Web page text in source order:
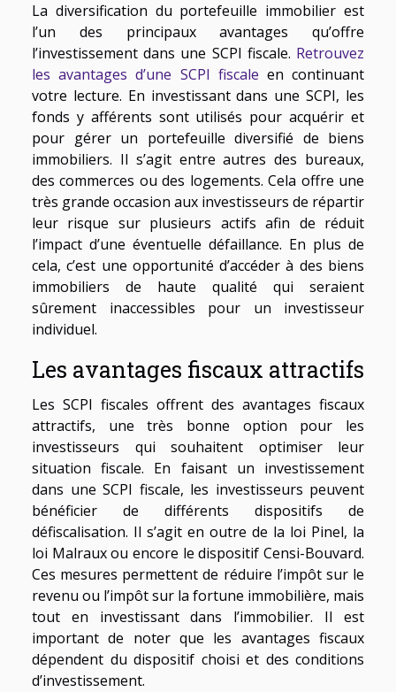
La diversification du portefeuille immobilier est
l’un des principaux avantages qu’offre
l’investissement dans une SCPI fiscale. Retrouvez
les avantages d’une SCPI fiscale en continuant
votre lecture. En investissant dans une SCPI, les
fonds y afférents sont utilisés pour acquérir et
pour gérer un portefeuille diversifié de biens
immobiliers. Il s’agit entre autres des bureaux,
des commerces ou des logements. Cela offre une
très grande occasion aux investisseurs de répartir
leur risque sur plusieurs actifs afin de réduit
l’impact d’une éventuelle défaillance. En plus de
cela, c’est une opportunité d’accéder à des biens
immobiliers de haute qualité qui seraient
sûrement inaccessibles pour un investisseur
individuel.
Les avantages fiscaux attractifs
Les SCPI fiscales offrent des avantages fiscaux
attractifs, une très bonne option pour les
investisseurs qui souhaitent optimiser leur
situation fiscale. En faisant un investissement
dans une SCPI fiscale, les investisseurs peuvent
bénéficier de différents dispositifs de
défiscalisation. Il s’agit en outre de la loi Pinel, la
loi Malraux ou encore le dispositif Censi-Bouvard.
Ces mesures permettent de réduire l’impôt sur le
revenu ou l’impôt sur la fortune immobilière, mais
tout en investissant dans l’immobilier. Il est
important de noter que les avantages fiscaux
dépendent du dispositif choisi et des conditions
d’investissement.